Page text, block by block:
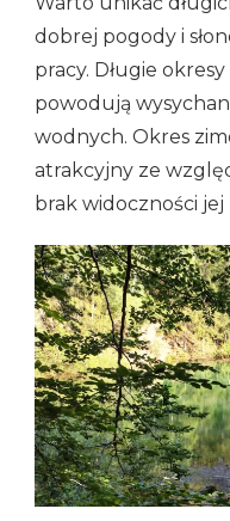
dobrej pogody i
pracy. Długie
powodują
wodnych. Okres
atrakcyjny ze
brak widoczności jej